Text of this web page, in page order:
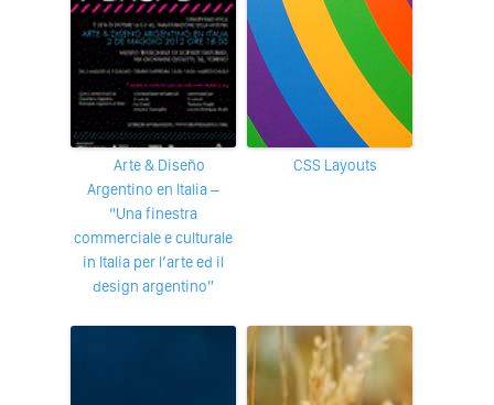
Arte & Diseño
Argentino en Italia –
“Una finestra
commerciale e culturale
in Italia per l’arte ed il
design argentino”
CSS Layouts